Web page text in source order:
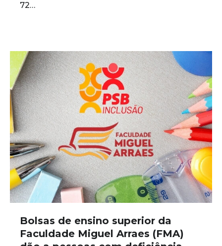
72…
Bolsas de ensino superior da
Faculdade Miguel Arraes (FMA)